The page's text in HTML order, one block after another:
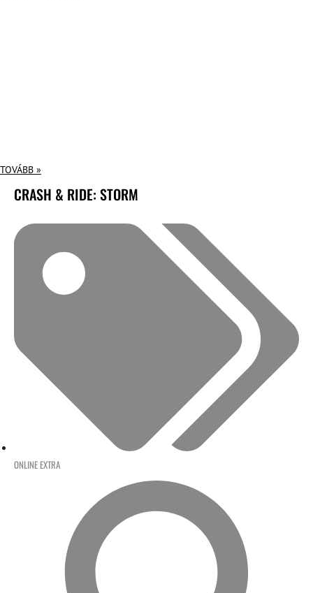
TOVÁBB »
CRASH & RIDE: STORM
ONLINE EXTRA